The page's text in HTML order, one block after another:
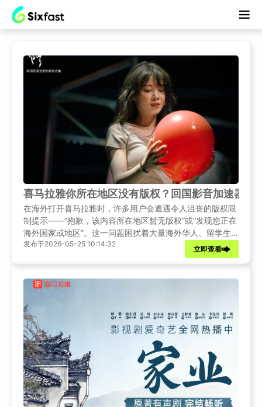
喜马拉雅你所在地区没有版权？回国影音加速器解
在海外打开喜马拉雅时，许多用户会遭遇令人沮丧的版权限
制提示——“抱歉，该内容所在地区暂无版权”或“发现您正在
海外国家或地区”。这一问题困扰着大量海外华人、留学生
和商旅人士，即使是付费会员也无法幸免。
发布于2026-05-25 10:14:32
立即查看